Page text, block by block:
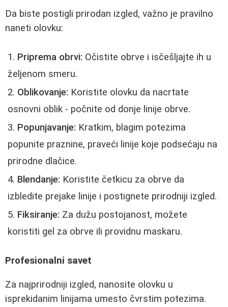
Da biste postigli prirodan izgled, važno je pravilno
naneti olovku:
Priprema obrvi: Očistite obrve i isčešljajte ih u
željenom smeru.
Oblikovanje: Koristite olovku da nacrtate
osnovni oblik - počnite od donje linije obrve.
Popunjavanje: Kratkim, blagim potezima
popunite praznine, praveći linije koje podsećaju na
prirodne dlačice.
Blendanje: Koristite četkicu za obrve da
izbledite prejake linije i postignete prirodniji izgled.
Fiksiranje: Za dužu postojanost, možete
koristiti gel za obrve ili providnu maskaru.
Profesionalni savet
Za najprirodniji izgled, nanosite olovku u
isprekidanim linijama umesto čvrstim potezima.